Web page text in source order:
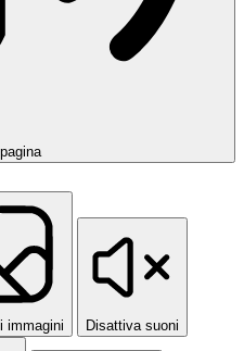
pagina
immagini Disattiva suoni